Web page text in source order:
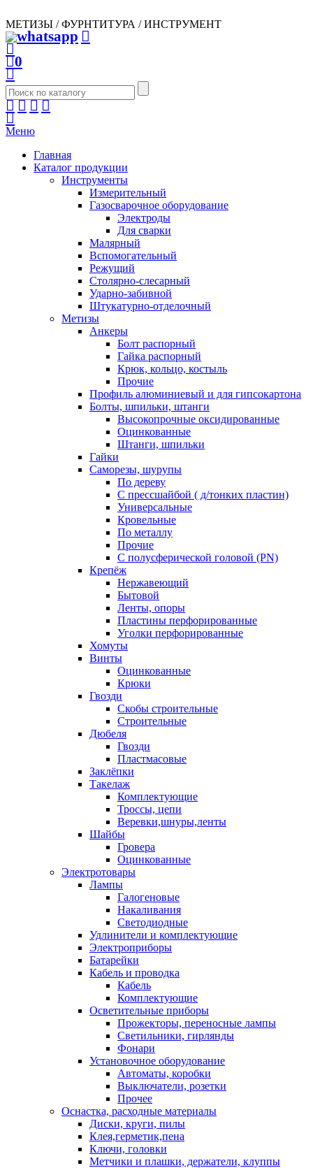
МЕТИЗЫ / ФУРНТИТУРА / ИНСТРУМЕНТ
0
Меню
Главная
Каталог продукции
Инструменты
Измерительный
Газосварочное оборудование
Электроды
Для сварки
Малярный
Вспомогательный
Режущий
Столярно-слесарный
Ударно-забивной
Штукатурно-отделочный
Метизы
Анкеры
Болт распорный
Гайка распорный
Крюк, кольцо, костыль
Прочие
Профиль алюминиевый и для гипсокартона
Болты, шпильки, штанги
Высокопрочные оксидированные
Оцинкованные
Штанги, шпильки
Гайки
Саморезы, шурупы
По дереву
С прессшайбой ( д/тонких пластин)
Универсальные
Кровельные
По металлу
Прочие
С полусферической головой (PN)
Крепёж
Нержавеющий
Бытовой
Ленты, опоры
Пластины перфорированные
Уголки перфорированные
Хомуты
Винты
Оцинкованные
Крюки
Гвозди
Скобы строительные
Строительные
Дюбеля
Гвозди
Пластмасовые
Заклёпки
Такелаж
Комплектующие
Троссы, цепи
Веревки,шнуры,ленты
Шайбы
Гровера
Оцинкованные
Электротовары
Лампы
Галогеновые
Накаливания
Светодиодные
Удлинители и комплектующие
Электроприборы
Батарейки
Кабель и проводка
Кабель
Комплектующие
Осветительные приборы
Прожекторы, переносные лампы
Светильники, гирлянды
Фонари
Установочное оборудование
Автоматы, коробки
Выключатели, розетки
Прочее
Оснастка, расходные материалы
Диски, круги, пилы
Клея,герметик,пена
Ключи, головки
Метчики и плашки, держатели, клуппы